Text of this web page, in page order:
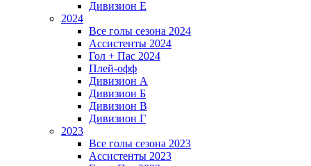
Дивизион Е
2024
Все голы сезона 2024
Ассистенты 2024
Гол + Пас 2024
Плей-офф
Дивизион A
Дивизион Б
Дивизион В
Дивизион Г
2023
Все голы сезона 2023
Ассистенты 2023